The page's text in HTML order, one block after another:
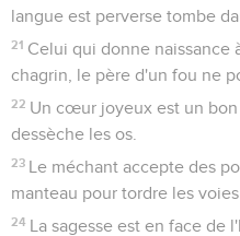
langue est perverse tombe
21 Celui qui donne naissance
chagrin, le père d'un fou ne
22 Un cœur joyeux est un
dessèche les os.
23 Le méchant accepte des
manteau pour tordre les
24 La sagesse est en face de